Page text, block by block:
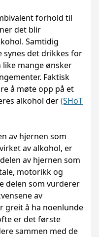
forhold til
det blir
Samtidig
synes det drikkes for
mange ønsker
Faktisk
å møte opp på et
alkohol der(SHoT
av hjernen som
av alkohol, er
av hjernen som
motorikk og
delen som vurderer
av
greit å ha noenlunde
er det første
sammen med de